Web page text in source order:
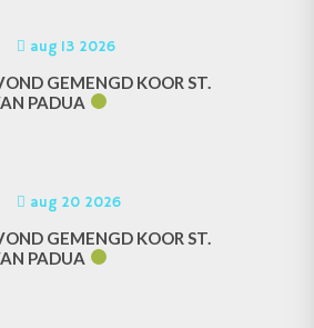
aug 13 2026
GEMENGD KOOR ST.
PADUA
aug 20 2026
GEMENGD KOOR ST.
PADUA